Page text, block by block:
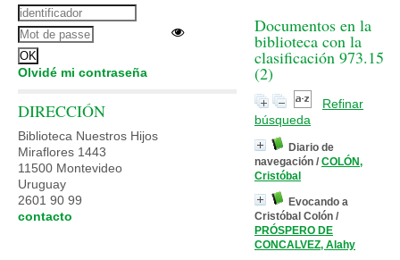
Documentos en la
biblioteca con la
clasificación 973.15
(2)
Refinar
búsqueda
Diario de
navegación / COLÓN,
Cristóbal
Evocando a
Cristóbal Colón /
PRÓSPERO DE
CONCALVEZ, Alahy
Olvidé mi contraseña
DIRECCIÓN
Biblioteca Nuestros Hijos
Miraflores 1443
11500 Montevideo
Uruguay
2601 90 99
contacto